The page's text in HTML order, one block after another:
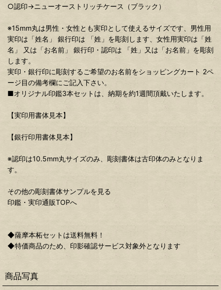
○認印→ニューオーストリッチケース（ブラック）
※15mm丸は男性・女性とも実印として使えるサイズです、男性用
実印は「姓名」 銀行印は 「姓」を彫刻します、女性用実印は「姓
名」 又は「お名前」 銀行印・認印は 「姓」又は「お名前」を彫刻
します。
実印・銀行印に彫刻するご希望のお名前をショッピングカート 2ペ
ージ目の備考欄にご記入下さい。
■オリジナル印鑑3本セットは、納期を約1週間頂戴いたします。
【実印用書体見本】
【銀行印用書体見本】
※認印は10.5mm丸サイズのみ、彫刻書体は古印体のみとなりま
す。
その他の彫刻書体サンプルを見る
印鑑・実印通販TOPへ
◆薩摩本柘セットは送料無料！
◆特価商品のため、印影確認サービス対象外となります
商品写真